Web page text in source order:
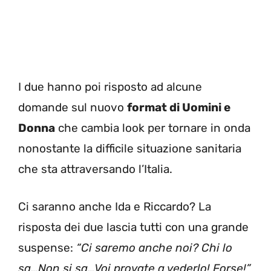
I due hanno poi risposto ad alcune
domande sul nuovo format di Uomini e
Donna che cambia look per tornare in onda
nonostante la difficile situazione sanitaria
che sta attraversando l’Italia.
Ci saranno anche Ida e Riccardo? La
risposta dei due lascia tutti con una grande
suspense: “Ci saremo anche noi? Chi lo